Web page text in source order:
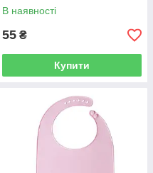
В наявності
55 ₴
Купити